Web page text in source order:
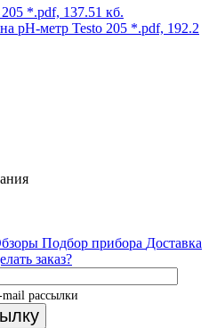
*.pdf, 137.51 кб.
pH-метр Testo 205 *.pdf, 192.2
Подбор прибора Доставка
заказ?
рассылки